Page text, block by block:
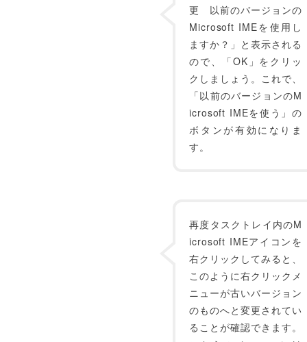
更 以前のバージョンの
Microsoft IMEを使用し
ますか？」と表示される
ので、「OK」をクリッ
クしましょう。これで、
「以前のバージョンのM
icrosoft IMEを使う」の
ボタンが有効になりま
す。
再度タスクトレイ内のM
icrosoft IMEアイコンを
右クリックしてみると、
このように右クリックメ
ニューが古いバージョン
のものへと変更されてい
ることが確認できます。